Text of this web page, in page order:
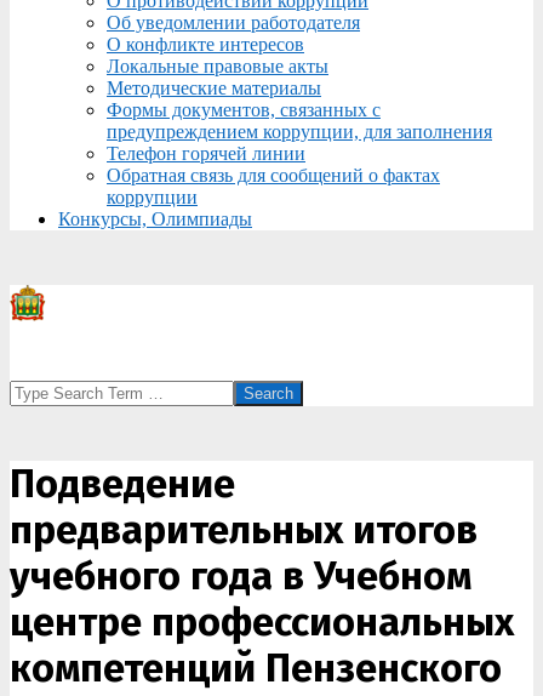
Об уведомлении работодателя
О конфликте интересов
Локальные правовые акты
Методические материалы
Формы документов, связанных с
предупреждением коррупции, для заполнения
Телефон горячей линии
Обратная связь для сообщений о фактах
коррупции
Конкурсы, Олимпиады
Search
Подведение
предварительных итогов
учебного года в Учебном
центре профессиональных
компетенций Пензенского